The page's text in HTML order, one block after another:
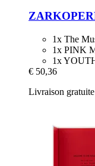
1x The
1x PINK
1x
€ 50,36
Livraison